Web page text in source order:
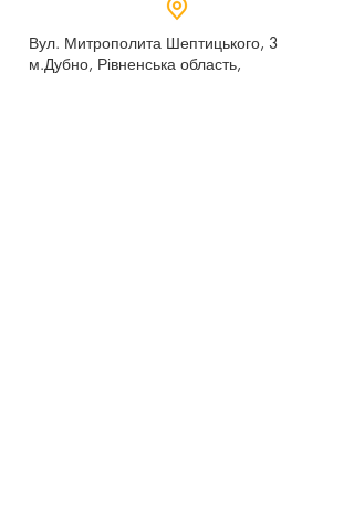
Вул. Митрополита Шептицького, 3
м.Дубно, Рівненська область,